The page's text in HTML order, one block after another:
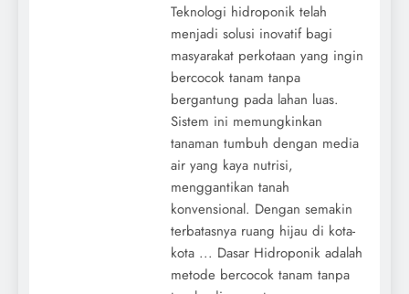
Teknologi hidroponik telah
menjadi solusi inovatif bagi
masyarakat perkotaan yang ingin
bercocok tanam tanpa
bergantung pada lahan luas.
Sistem ini memungkinkan
tanaman tumbuh dengan media
air yang kaya nutrisi,
menggantikan tanah
konvensional. Dengan semakin
terbatasnya ruang hijau di kota-
kota ... Dasar Hidroponik adalah
metode bercocok tanam tanpa